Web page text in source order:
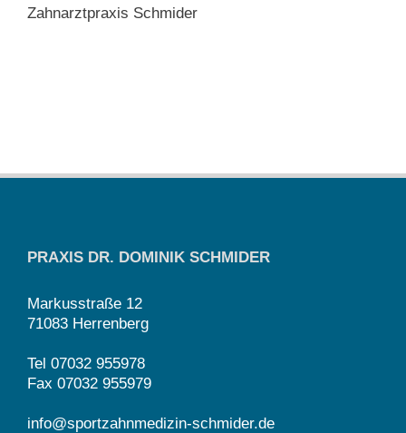
Zahnarztpraxis Schmider
PRAXIS DR. DOMINIK SCHMIDER
Markusstraße 12
71083 Herrenberg
Tel 07032 955978
Fax 07032 955979
info@sportzahnmedizin-schmider.de